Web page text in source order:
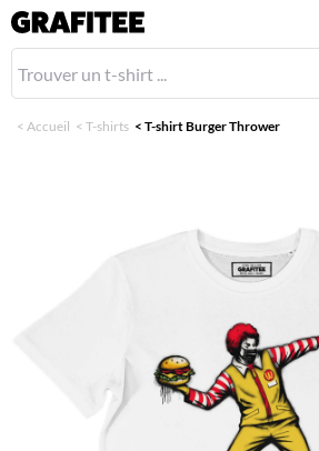
< Accueil < T-shirts < T-shirt Burger Thrower